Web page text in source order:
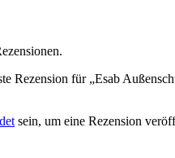
Rezension für „Esab
sein, um eine Rezension